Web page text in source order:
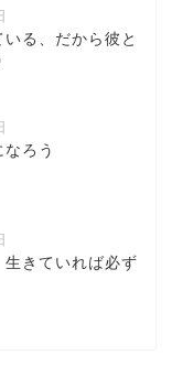
る、だから彼と
ろう
生きていれば必ず